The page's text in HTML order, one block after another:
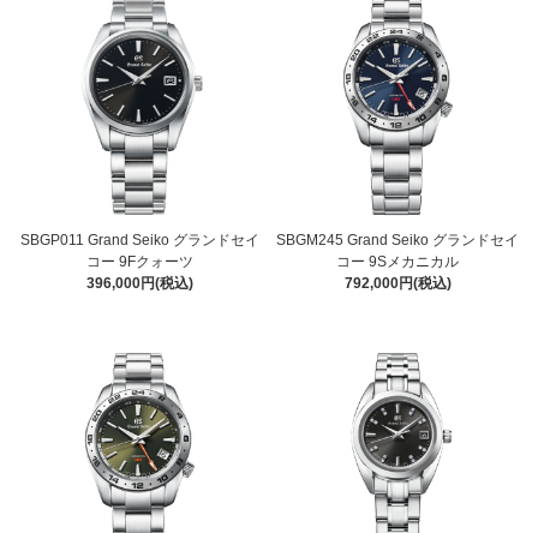
SBGP011 Grand Seiko グランドセイ
コー 9Fクォーツ
396,000円(税込)
SBGM245 Grand Seiko グランドセイ
コー 9Sメカニカル
792,000円(税込)